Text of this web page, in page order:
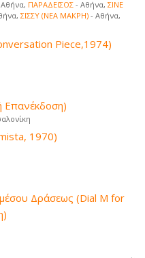
ΠΑΡΑΔΕΙΣΟΣ - Αθήνα, ΣΙΝΕ
ΣΙΣΣΥ (ΝΕΑ ΜΑΚΡΗ) - Αθήνα,
Piece,1974)
1970)
Δράσεως (Dial M for